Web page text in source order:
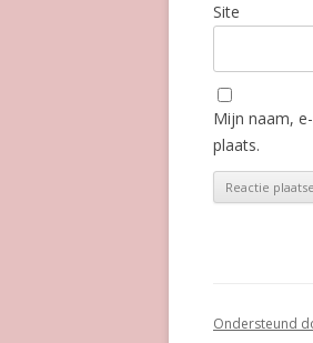
Site
Mijn naam,
plaats.
Ondersteund